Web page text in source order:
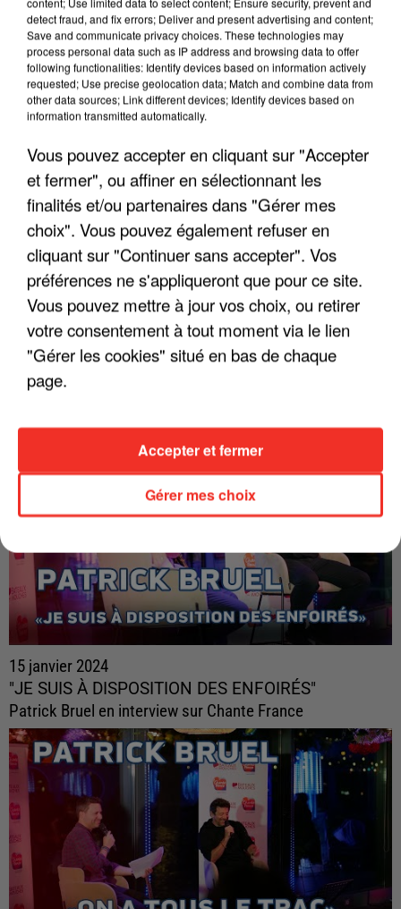
TITRES DIFFUSÉS
MARC LAVOINE
Les Tournesols
LIO
Banana Split
JOHNNY
HALLYDAY
Un Jour Viendra
LES INTERVIEWS CHANTE FRANCE
15 janvier 2024
"JE SUIS À DISPOSITION DES ENFOIRÉS"
Patrick Bruel en interview sur Chante France
detect fraud, and fix errors; Deliver and present advertising and content;
Save and communicate privacy choices. These technologies may
process personal data such as IP address and browsing data to offer
following functionalities: Identify devices based on information actively
requested; Use precise geolocation data; Match and combine data from
other data sources; Link different devices; Identify devices based on
information transmitted automatically.
Vous pouvez accepter en cliquant sur "Accepter
et fermer", ou affiner en sélectionnant les
finalités et/ou partenaires dans "Gérer mes
choix". Vous pouvez également refuser en
cliquant sur "Continuer sans accepter". Vos
préférences ne s'appliqueront que pour ce site.
Vous pouvez mettre à jour vos choix, ou retirer
votre consentement à tout moment via le lien
"Gérer les cookies" situé en bas de chaque
page.
Gérer mes choix
Accepter et fermer